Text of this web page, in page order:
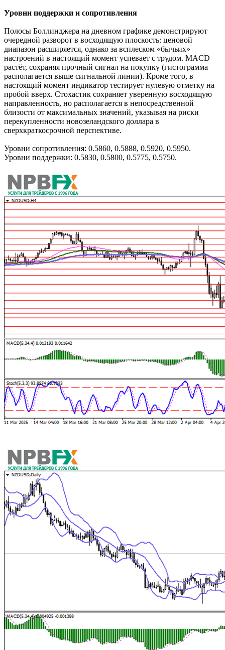
Уровни поддержки и сопротивления
Полосы Боллинджера на дневном графике демонстрируют
очередной разворот в восходящую плоскость: ценовой
диапазон расширяется, однако за всплеском «бычьих»
настроений в настоящий момент успевает с трудом. MACD
растёт, сохраняя прочный сигнал на покупку (гистограмма
располагается выше сигнальной линии). Кроме того, в
настоящий момент индикатор тестирует нулевую отметку на
пробой вверх. Стохастик сохраняет уверенную восходящую
направленность, но располагается в непосредственной
близости от максимальных значений, указывая на риски
перекупленности новозеландского доллара в
сверхкраткосрочной перспективе.
Уровни сопротивления: 0.5860, 0.5888, 0.5920, 0.5950.
Уровни поддержки: 0.5830, 0.5800, 0.5775, 0.5750.